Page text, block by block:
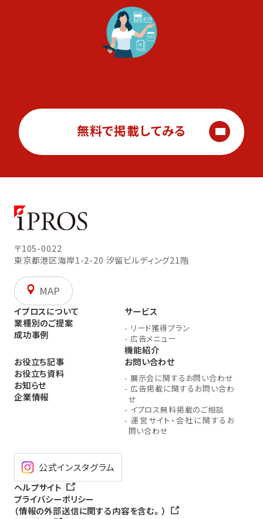
無料で掲載してみる
〒105-0022
東京都港区海岸1-2-20 汐留ビルディング21階
MAP
イプロスについて
業種別のご提案
成功事例
サービス
- リード獲得プラン
- 広告メニュー
機能紹介
お役立ち記事
お役立ち資料
お知らせ
企業情報
お問い合わせ
- 展示会に関するお問い合わせ
- 広告掲載に関するお問い合わ
せ
- イプロス無料掲載のご相談
- 運営サイト・会社に関するお
問い合わせ
公式インスタグラム
ヘルプサイト
プライバシーポリシー
（情報の外部送信に関する内容を含む。）